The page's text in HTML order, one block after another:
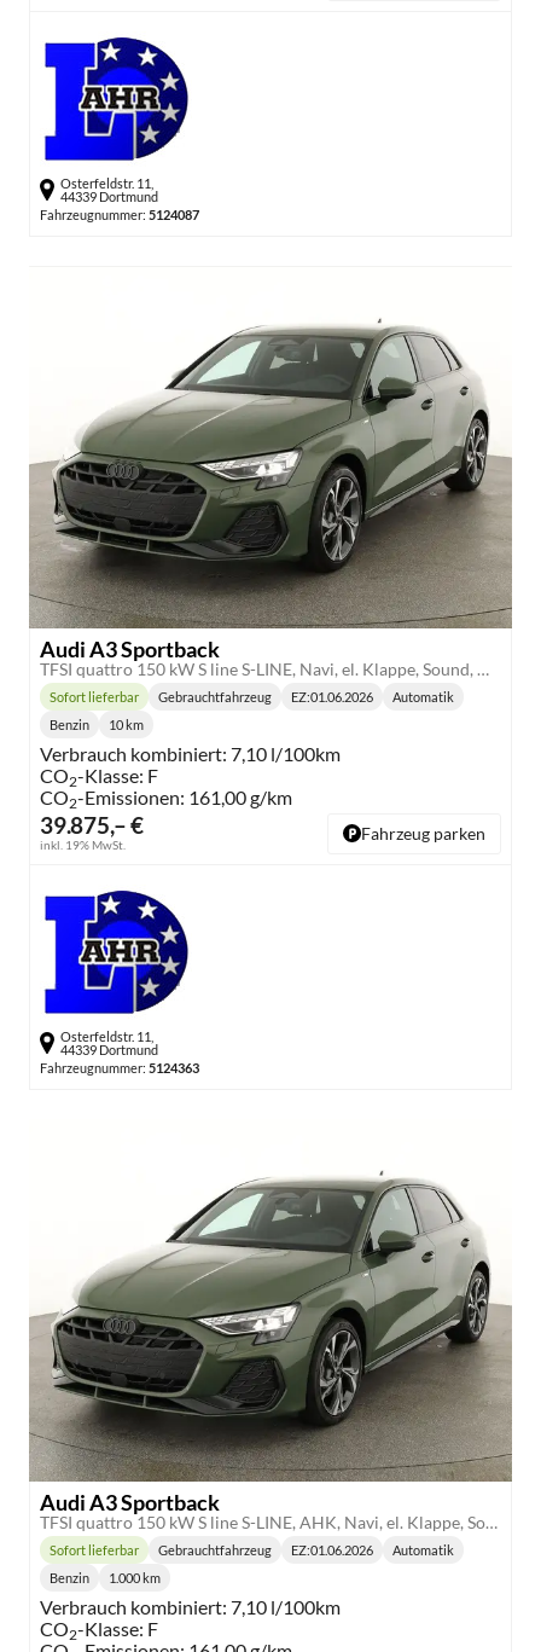
Osterfeldstr. 11,
44339 Dortmund
Fahrzeugnummer: 5124087
Audi A3 Sportback
TFSI quattro 150 kW S line S-LINE, Navi, el. Klappe, Sound, Winter, 18-Zoll, 3-J. Garantie
39.875,– €
inkl. 19% MwSt.
Lieferzeit:
Sofort lieferbar Gebrauchtfahrzeug EZ:01.06.2026
Getriebe:
Automatik
Kraftstoff:
Benzin
Kilometerstand:
10 km
Verbrauch kombiniert: 7,10 l/100km
CO2-Klasse: F
CO2-Emissionen: 161,00 g/km
Fahrzeug parken
Osterfeldstr. 11,
44339 Dortmund
Fahrzeugnummer: 5124363
Audi A3 Sportback
TFSI quattro 150 kW S line S-LINE, AHK, Navi, el. Klappe, Sound, Winter, 18-Zoll, 3-J. Garantie
Lieferzeit:
Sofort lieferbar Gebrauchtfahrzeug EZ:01.06.2026
Getriebe:
Automatik
Kraftstoff:
Benzin
Kilometerstand:
1.000 km
Verbrauch kombiniert: 7,10 l/100km
CO2-Klasse: F